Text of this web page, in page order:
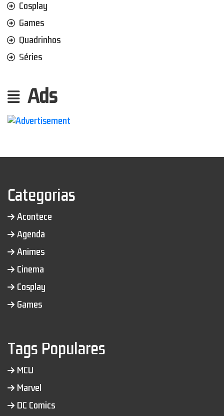
Cosplay
Games
Quadrinhos
Séries
Ads
Categorias
Acontece
Agenda
Animes
Cinema
Cosplay
Games
Tags Populares
MCU
Marvel
DC Comics